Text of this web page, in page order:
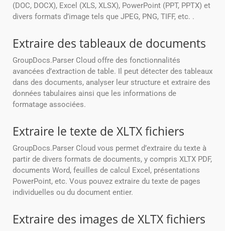
(DOC, DOCX), Excel (XLS, XLSX), PowerPoint (PPT, PPTX) et
divers formats d’image tels que JPEG, PNG, TIFF, etc. .
Extraire des tableaux de documents
GroupDocs.Parser Cloud offre des fonctionnalités
avancées d’extraction de table. Il peut détecter des tableaux
dans des documents, analyser leur structure et extraire des
données tabulaires ainsi que les informations de
formatage associées.
Extraire le texte de XLTX fichiers
GroupDocs.Parser Cloud vous permet d’extraire du texte à
partir de divers formats de documents, y compris XLTX PDF,
documents Word, feuilles de calcul Excel, présentations
PowerPoint, etc. Vous pouvez extraire du texte de pages
individuelles ou du document entier.
Extraire des images de XLTX fichiers